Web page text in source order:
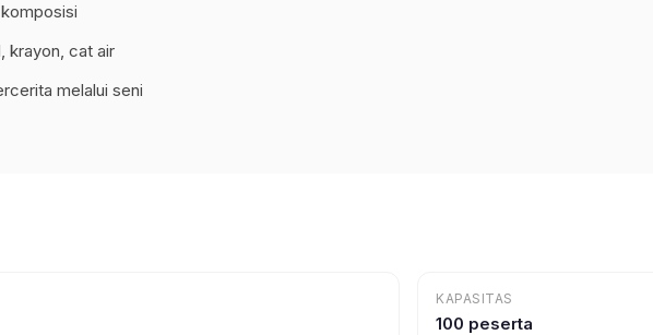
krayon, cat air
melalui seni
KAPASITAS
100 peserta